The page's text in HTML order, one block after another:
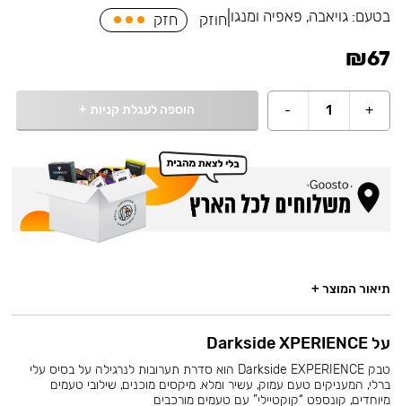
בטעם:גויאבה, פאפיה ומנגו חוזק חזק
₪67
+
1
- הוספה לעגלת קניות +
תיאור המוצר +
על Darkside XPERIENCE
טבק Darkside EXPERIENCE הוא סדרת תערובות לנרגילה על בסיס עלי
ברלי, המעניקים טעם עמוק, עשיר ומלא. מיקסים מוכנים, שילובי טעמים
מיוחדים, קונספט “קוקטיילי” עם טעמים מורכבים